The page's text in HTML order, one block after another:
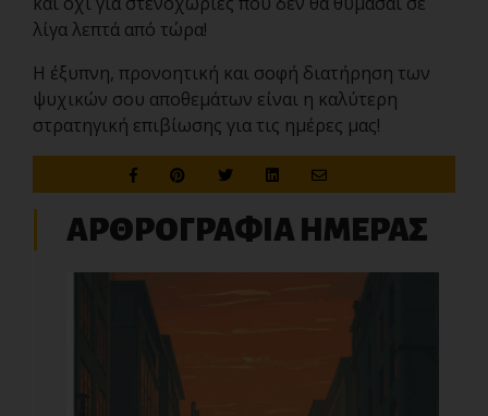
λίγα λεπτά από τώρα!
Η έξυπνη, προνοητική και σοφή διατήρηση των
ψυχικών σου αποθεμάτων είναι η καλύτερη
στρατηγική επιβίωσης για τις ημέρες μας!
ΑΡΘΡΟΓΡΑΦΙΑ ΗΜΕΡΑΣ